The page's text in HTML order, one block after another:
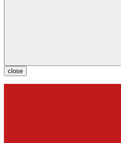
close